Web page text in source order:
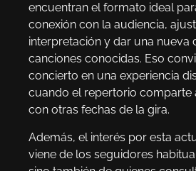
encuentran el formato ideal
conexión con la audiencia,
interpretación y dar una nueva
canciones conocidas. Eso
concierto en una experiencia
cuando el repertorio comparte
con otras fechas de la gira.
Además, el interés por esta
viene de los seguidores